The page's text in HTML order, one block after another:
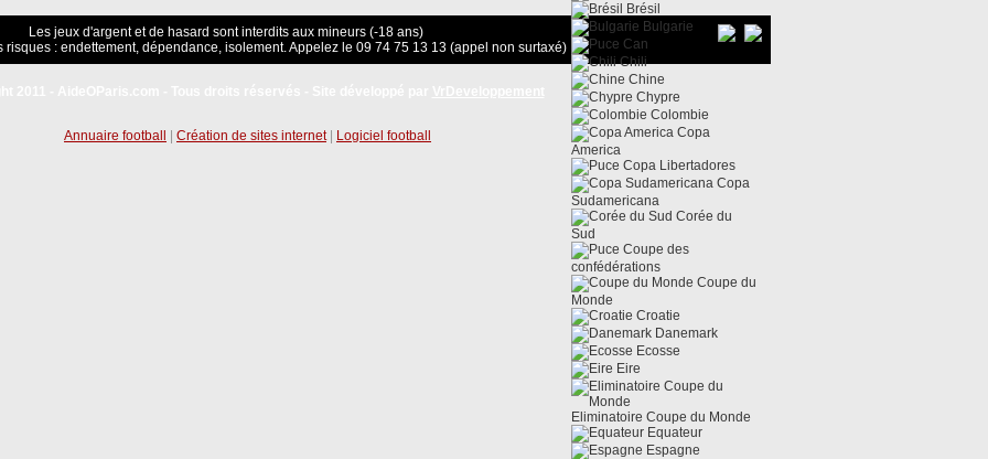
Brésil
Bulgarie
Can
Chili
Chine
Chypre
Colombie
Copa
America
Copa Libertadores
Copa
Sudamericana
Corée du
Sud
Coupe des
confédérations
Coupe du
Monde
Croatie
Danemark
Ecosse
Eire
Eliminatoire Coupe du Monde
Equateur
Espagne
Les jeux d'argent et de hasard sont interdits aux mineurs (-18 ans)
risques : endettement, dépendance, isolement. Appelez le 09 74 75 13 13 (appel non surtaxé)
Annuaire football Création de sites internet| Logiciel football